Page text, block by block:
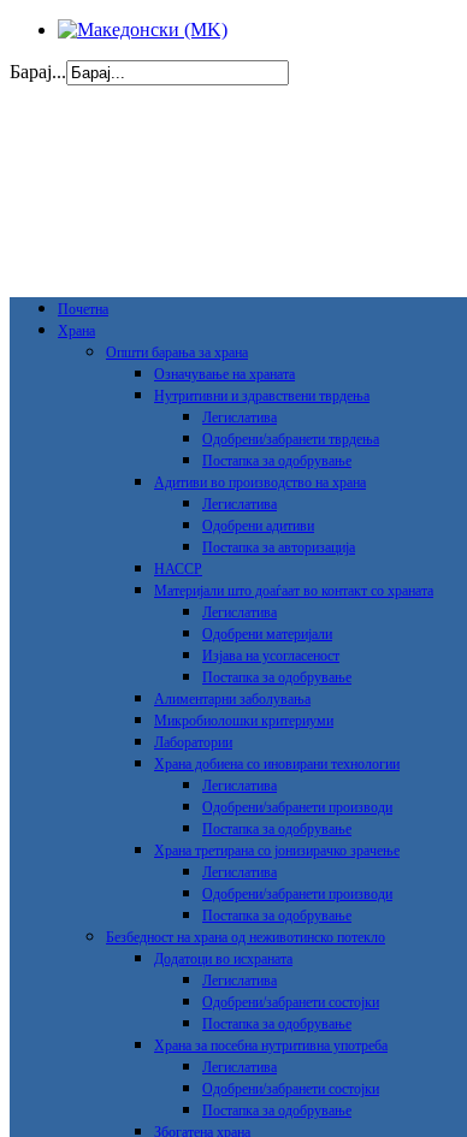
Барај...
Почетна
Храна
Општи барања за храна
Означување на храната
Нутритивни и здравствени тврдења
Легислатива
Одобрени/забранети тврдења
Постапка за одобрување
Адитиви во производство на храна
Легислатива
Одобрени адитиви
Постапка за авторизација
НАССР
Материјали што доаѓаат во контакт со храната
Легислатива
Одобрени материјали
Изјава на усогласеност
Постапка за одобрување
Алиментарни заболувања
Микробиолошки критериуми
Лаборатории
Храна добиена со иновирани технологии
Легислатива
Одобрени/забранети производи
Постапка за одобрување
Храна третирана со јонизирачко зрачење
Легислатива
Одобрени/забранети производи
Постапка за одобрување
Безбедност на храна од неживотинско потекло
Додатоци во исхраната
Легислатива
Одобрени/забранети состојки
Постапка за одобрување
Храна за посебна нутритивна употреба
Легислатива
Одобрени/забранети состојки
Постапка за одобрување
Збогатена храна